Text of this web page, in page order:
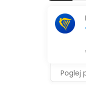
Poglej